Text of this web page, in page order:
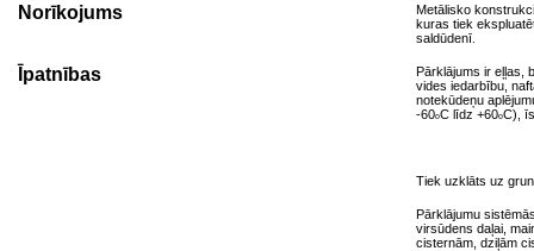
Norīkojums
Metālisko
kuras tiek
saldūdenī
Īpatnības
Pārklājums ir eļļas,
vides iedarbību,
notekūdeņu
-60оС līdz +60оС),
Tiek uzklāts uz
Pārklājumu
virsūdens daļai,
cisternām, dziļām